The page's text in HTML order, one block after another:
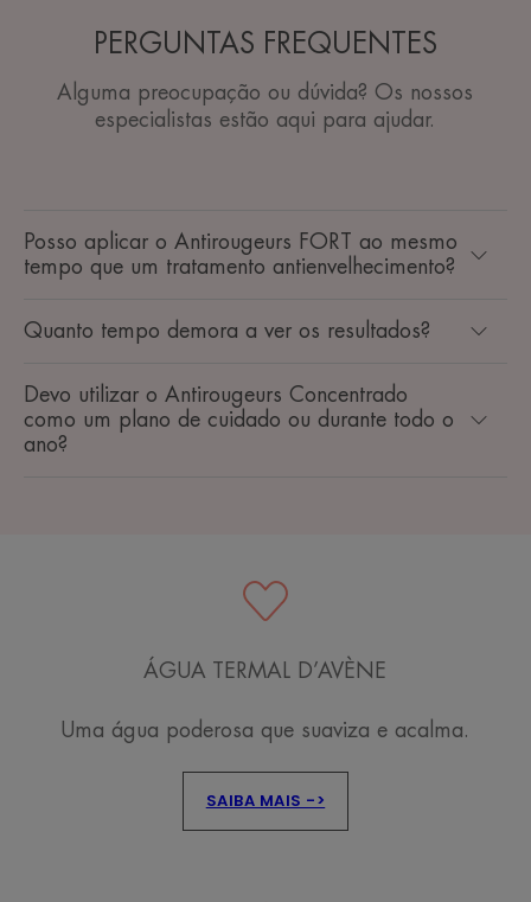
PERGUNTAS FREQUENTES
Alguma preocupação ou dúvida? Os nossos
especialistas estão aqui para ajudar.
Posso aplicar o Antirougeurs FORT ao mesmo
tempo que um tratamento antienvelhecimento?
Quanto tempo demora a ver os resultados?
Devo utilizar o Antirougeurs Concentrado
como um plano de cuidado ou durante todo o
ano?
ÁGUA TERMAL D’AVÈNE
Uma água poderosa que suaviza e acalma.
SAIBA MAIS ->